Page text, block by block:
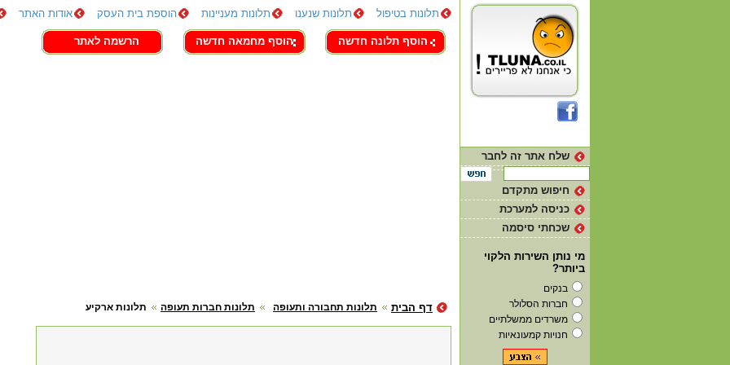
תלונות בטיפול תלונות שנענו תלונות מעניינות הוספת בית העסק אודות האתר
צור קשר
הוסף תלונה חדשה הוסף מחמאה חדשה הרשמה לאתר
תלונות ארקיע תלונות חברות תעופה תלונות תחבורה ותעופה דף הבית
שלח אתר זה לחבר
חיפוש מתקדם
כניסה למערכת
שכחתי סיסמה
מי נותן השירות הלקוי
ביותר?
בנקים
חברות הסלולר
משרדים ממשלתיים
חנויות קמעונאיות